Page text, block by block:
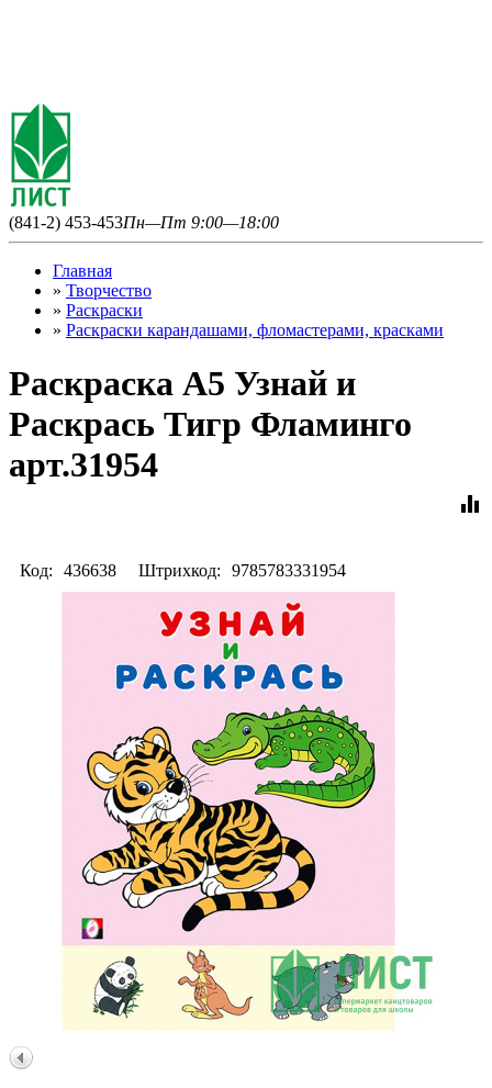
(841-2) 453-453Пн—Пт 9:00—18:00
Главная
» Творчество
» Раскраски
» Раскраски карандашами, фломастерами, красками
Раскраска А5 Узнай и
Раскрась Тигр Фламинго
арт.31954
equalizer
Код: 436638 Штрихкод: 9785783331954